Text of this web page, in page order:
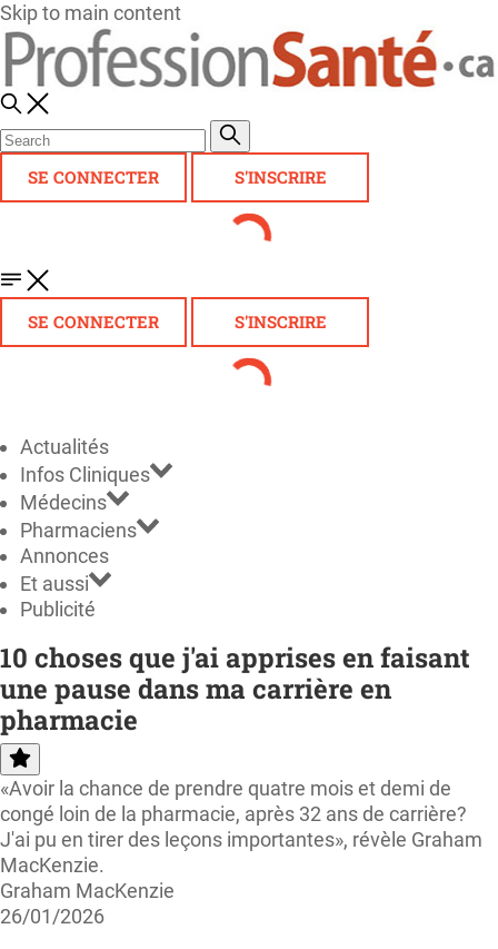
Skip to main content
SE CONNECTER S'INSCRIRE
SE CONNECTER S'INSCRIRE
Actualités
Infos Cliniques
Médecins
Pharmaciens
Annonces
Et aussi
Publicité
10 choses que j'ai apprises en faisant
une pause dans ma carrière en
pharmacie
«Avoir la chance de prendre quatre mois et demi de
congé loin de la pharmacie, après 32 ans de carrière?
J'ai pu en tirer des leçons importantes», révèle Graham
MacKenzie.
Graham MacKenzie
26/01/2026